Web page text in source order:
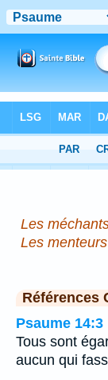
Chapitre 58> Verset 3
Les
Les
Références
Psaume 14:3
Tous sont
aucun qui